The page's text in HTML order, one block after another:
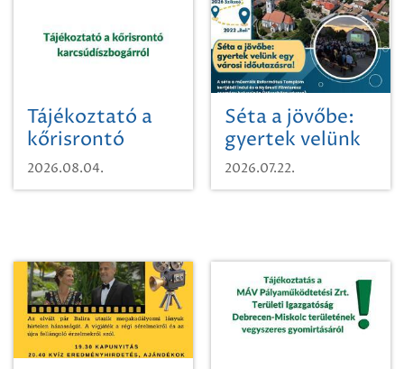
Tájékoztató a
kőrisrontó
karcsúdíszbogárról
2026.08.04.
Séta a jövőbe:
gyertek velünk
egy városi
időutazásra!
2026.07.22.